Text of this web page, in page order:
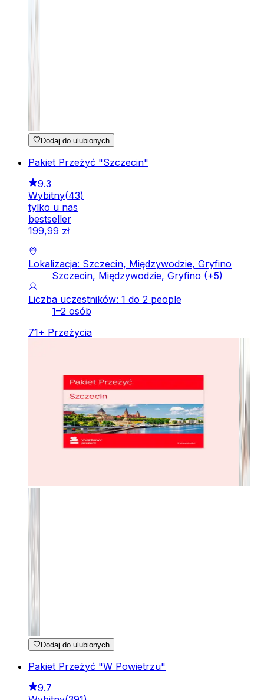
Dodaj do ulubionych
Pakiet Przeżyć "Szczecin"
9.3
Wybitny(43)
tylko u nas
bestseller
199,99 zł
Lokalizacja: Szczecin, Międzywodzie, Gryfino
Szczecin, Międzywodzie, Gryfino (+5)
Liczba uczestników: 1 do 2 people
1–2 osób
71+ Przeżycia
Dodaj do ulubionych
Pakiet Przeżyć "W Powietrzu"
9.7